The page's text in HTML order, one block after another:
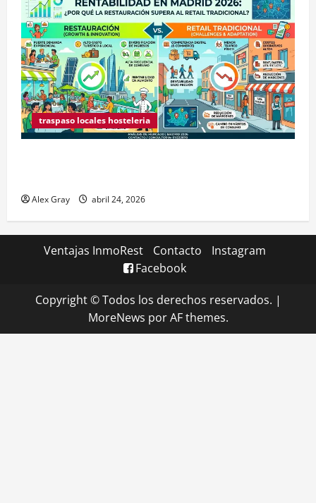
traspaso locales hosteleria
Alex Gray abril 24, 2026
Ventajas InmoRest Contacto
Instagram
Facebook
Copyright © Todos los derechos reservados. |
MoreNews por AF themes.